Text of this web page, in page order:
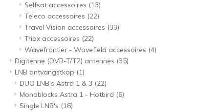
Selfsat accessoires (13)
Teleco accessoires (22)
Travel Vision accessoires (33)
Triax accessoires (22)
Wavefrontier - Wavefield accessoires (4)
Digitenne (DVB-T/T2) antennes (35)
LNB ontvangstkop (1)
DUO LNB's Astra 1 & 3 (22)
Monoblocks Astra 1 - Hotbird (6)
Single LNB's (16)